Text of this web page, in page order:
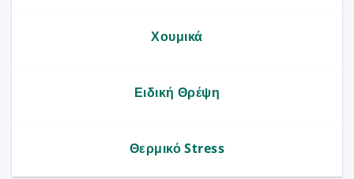
Χουμικά
Ειδική Θρέψη
Θερμικό Stress